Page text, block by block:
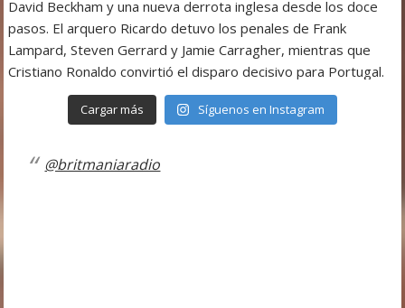
Cargar más Síguenos en Instagram
@britmaniaradio